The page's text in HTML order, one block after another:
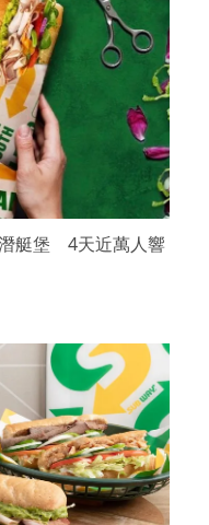
艇堡 4天近萬人響